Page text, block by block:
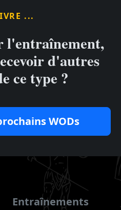
...
l'entraînement,
d'autres
ce type ?
WODs
Entraînements